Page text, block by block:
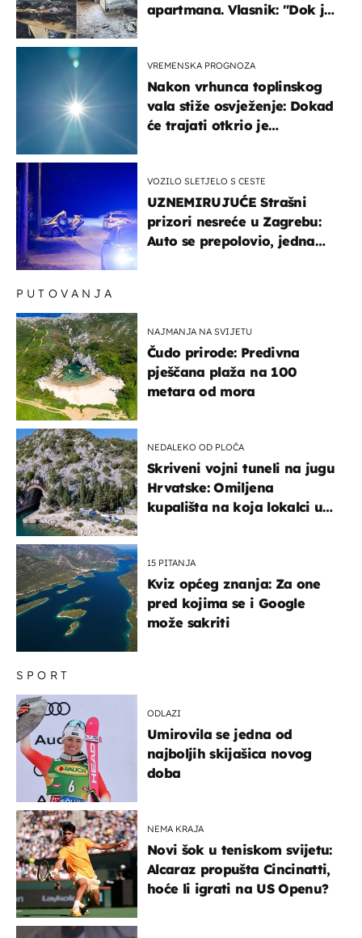
apartmana. Vlasnik: "Dok je
VREMENSKA PROGNOZA
Nakon vrhunca toplinskog
vala stiže osvježenje: Dokad
će trajati otkrio je
VOZILO SLETJELO S CESTE
UZNEMIRUJUĆE Strašni
prizori nesreće u Zagrebu:
Auto se prepolovio, jedna
SPORT
ODLAZI
Umirovila se jedna od
najboljih skijašica novog
doba
NEMA KRAJA
Novi šok u teniskom svijetu:
Alcaraz propušta Cincinatti,
hoće li igrati na US Openu?
PUTOVANJA
NAJMANJA NA SVIJETU
Čudo prirode: Predivna
pješčana plaža na 100
metara od mora
NEDALEKO OD PLOČA
Skriveni vojni tuneli na jugu
Hrvatske: Omiljena
kupališta na koja lokalci u
15 PITANJA
Kviz općeg znanja: Za one
pred kojima se i Google
može sakriti